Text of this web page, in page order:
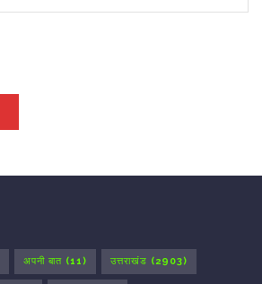
अपनी बात (11) उत्तराखंड (2903)